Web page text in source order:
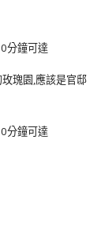
瑰園,應該是官邸